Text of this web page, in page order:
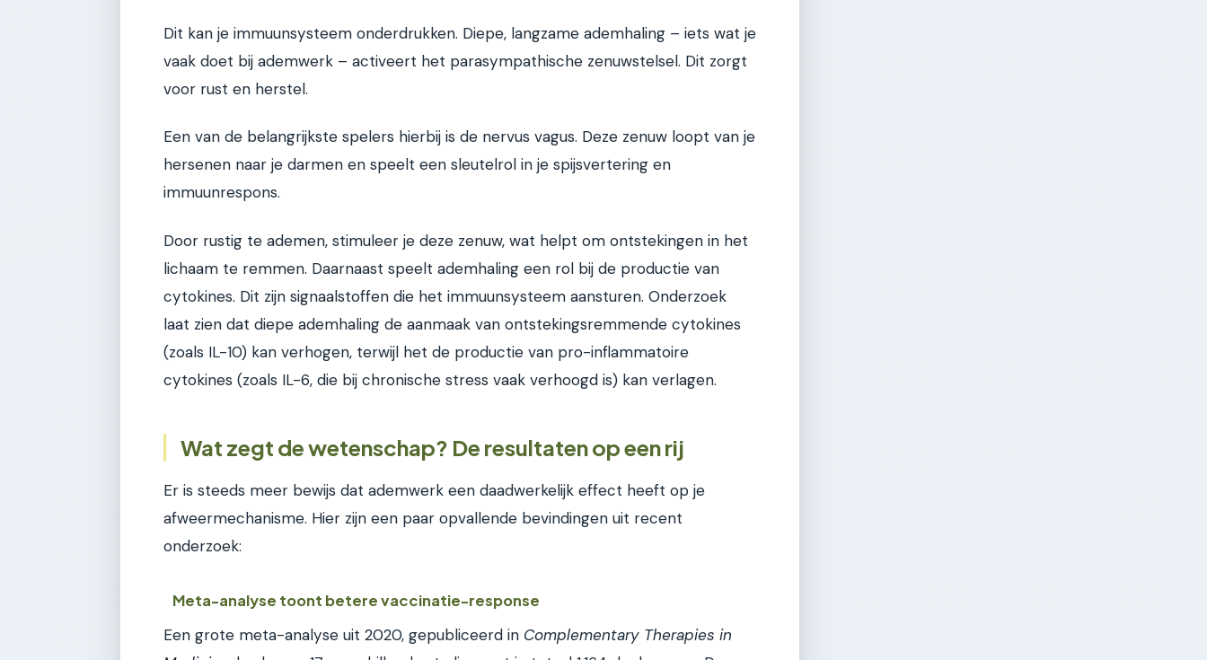
Dit kan je immuunsysteem onderdrukken. Diepe, langzame ademhaling – iets wat je
vaak doet bij ademwerk – activeert het parasympathische zenuwstelsel. Dit zorgt
voor rust en herstel.
Een van de belangrijkste spelers hierbij is de nervus vagus. Deze zenuw loopt van je
hersenen naar je darmen en speelt een sleutelrol in je spijsvertering en
immuunrespons.
Door rustig te ademen, stimuleer je deze zenuw, wat helpt om ontstekingen in het
lichaam te remmen. Daarnaast speelt ademhaling een rol bij de productie van
cytokines. Dit zijn signaalstoffen die het immuunsysteem aansturen. Onderzoek
laat zien dat diepe ademhaling de aanmaak van ontstekingsremmende cytokines
(zoals IL-10) kan verhogen, terwijl het de productie van pro-inflammatoire
cytokines (zoals IL-6, die bij chronische stress vaak verhoogd is) kan verlagen.
Wat zegt de wetenschap? De resultaten op een rij
Er is steeds meer bewijs dat ademwerk een daadwerkelijk effect heeft op je
afweermechanisme. Hier zijn een paar opvallende bevindingen uit recent
onderzoek:
Meta-analyse toont betere vaccinatie-response
Een grote meta-analyse uit 2020, gepubliceerd in Complementary Therapies in